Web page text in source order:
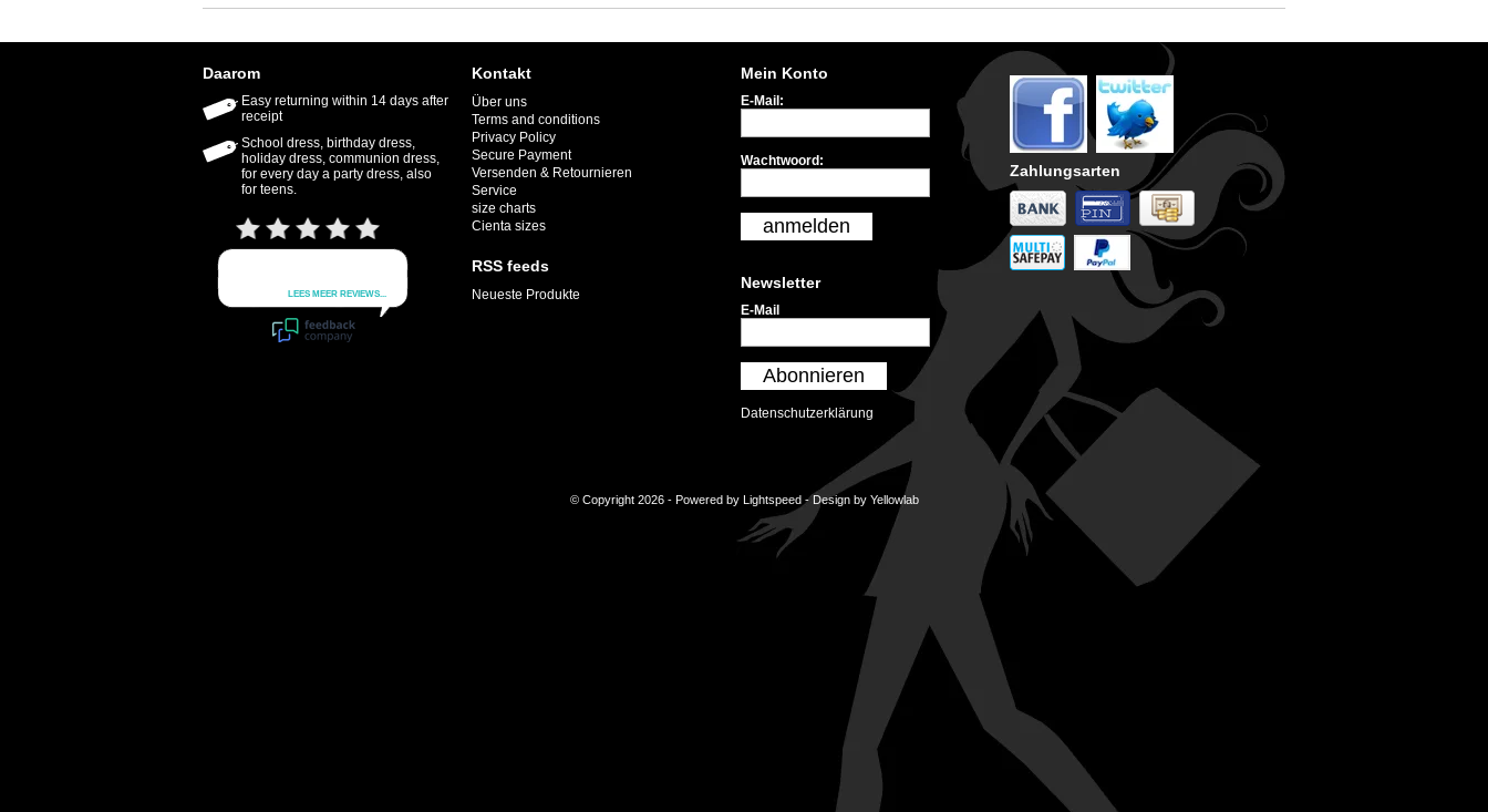
Daarom
Easy returning within 14 days after
receipt
School dress, birthday dress,
holiday dress, communion dress,
for every day a party dress, also
for teens.
Kontakt
Über uns
Terms and conditions
Privacy Policy
Secure Payment
Versenden & Retournieren
Service
size charts
Cienta sizes
RSS feeds
Neueste Produkte
Mein Konto
E-Mail:
Wachtwoord:
anmelden
Newsletter
E-Mail
Abonnieren
Datenschutzerklärung
Zahlungsarten
© Copyright 2026 - Powered by Lightspeed- Design by Yellowlab